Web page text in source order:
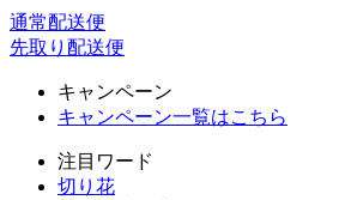
通常配送便
先取り配送便
キャンペーン
キャンペーン一覧はこちら
注目ワード
切り花